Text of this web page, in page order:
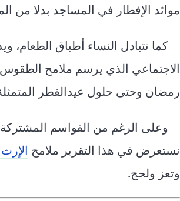
موائد الإفطار في المساجد بدلا من
كما تتبادل النساء أطباق الطعام،
الاجتماعي الذي يرسم ملامح
رمضان وحتى حلول عيدالفطر المتمثلة
وعلى الرغم من القواسم المشتركة،
نستعرض في هذا التقرير ملامح
وتعز ولحج.